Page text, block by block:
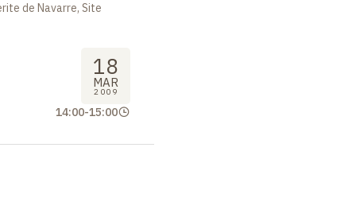
de Navarre, Site
18
MAR
2009
14:00-15:00